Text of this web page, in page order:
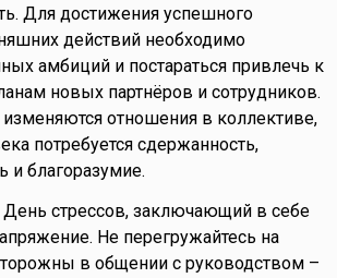
Для достижения успешного
действий необходимо
амбиций и постараться привлечь к
новых партнёров и сотрудников.
отношения в коллективе,
потребуется сдержанность,
и благоразумие.
День стрессов, заключающий в себе
Не перегружайтесь на
в общении с руководством –